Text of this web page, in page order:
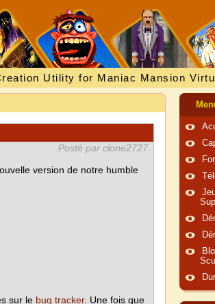
Utility for Maniac Mansion
Posté par clone2727
version de notre humble
sur le bug tracker. Une fois que